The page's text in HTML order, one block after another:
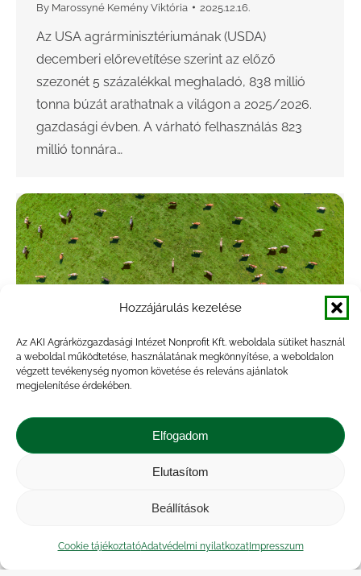
Hozzájárulás kezelése
Az AKI Agrárközgazdasági Intézet Nonprofit Kft. weboldala sütiket használ
a weboldal működtetése, használatának megkönnyítése, a weboldalon
végzett tevékenység nyomon követése és releváns ajánlatok
megjelenítése érdekében.
Elfogadom
Elutasítom
Beállítások
Cookie tájékoztatóAdatvédelmi nyilatkozatImpresszum
By Marossyné Kemény Viktória 2025.12.16.
Az USA agrárminisztériumának (USDA)
decemberi előrevetítése szerint az előző
szezonét 5 százalékkal meghaladó, 838 millió
tonna búzát arathatnak a világon a 2025/2026.
gazdasági évben. A várható felhasználás 823
millió tonnára…
Megjelent az új Agrárgazdasági
statisztikai zsebkönyvünk
ByMarossyné Kemény Viktória 2025.12.16.
Kiadványunkban a mezőgazdaság, az
erdőgazdálkodás és az élelmiszeripar 2024. évi
években megjelent zsebkönyvek adatköréhez is